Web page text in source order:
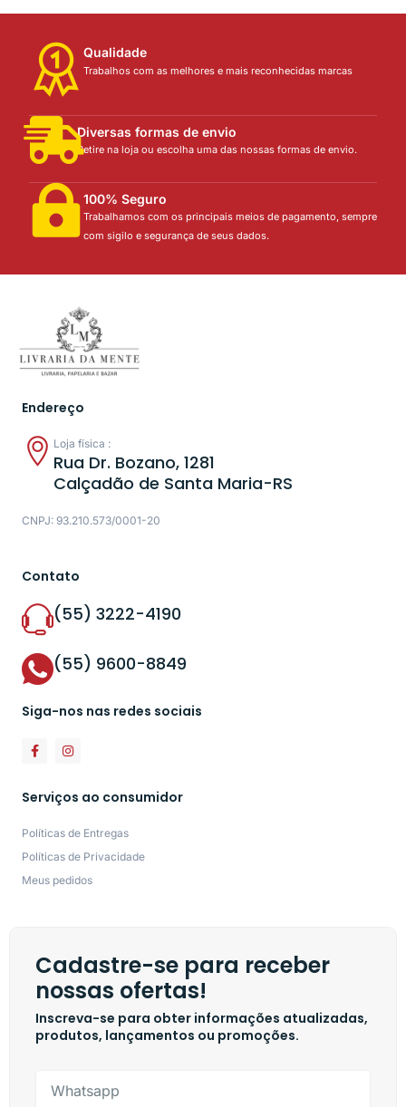
Qualidade
Trabalhos com as melhores e mais reconhecidas marcas
Diversas formas de envio
Retire na loja ou escolha uma das nossas formas de envio.
100% Seguro
Trabalhamos com os principais meios de pagamento, sempre
com sigilo e segurança de seus dados.
Endereço
Loja física :
Rua Dr. Bozano, 1281
Calçadão de Santa Maria-RS
CNPJ: 93.210.573/0001-20
Contato
(55) 3222-4190
(55) 9600-8849
Siga-nos nas redes sociais
Serviços ao consumidor
Políticas de Entregas
Políticas de Privacidade
Meus pedidos
Cadastre-se para receber
nossas ofertas!
Inscreva-se para obter informações atualizadas,
produtos, lançamentos ou promoções.